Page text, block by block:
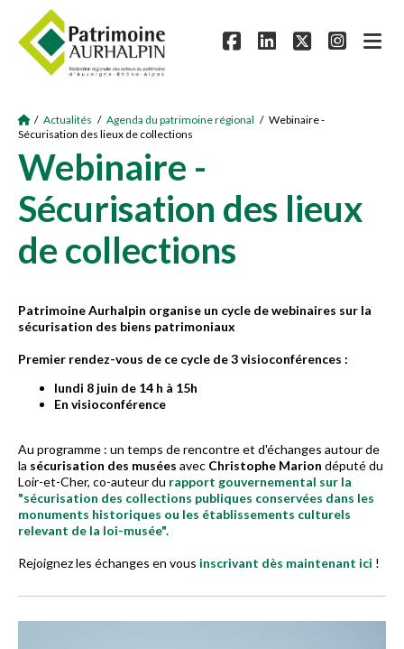
/ Actualités / Agenda du patrimoine régional / Webinaire -
Sécurisation des lieux de collections
Webinaire -
Sécurisation des lieux
de collections
Patrimoine Aurhalpin organise un cycle de webinaires sur la
sécurisation des biens patrimoniaux
Premier rendez-vous de ce cycle de 3 visioconférences :
lundi 8 juin de 14 h à 15h
En visioconférence
Au programme : un temps de rencontre et d'échanges autour de
la sécurisation des musées avec Christophe Marion député du
Loir-et-Cher, co-auteur du rapport gouvernemental sur la
"sécurisation des collections publiques conservées dans les
monuments historiques ou les établissements culturels
relevant de la loi-musée".
Rejoignez les échanges en vous inscrivant dès maintenant ici !